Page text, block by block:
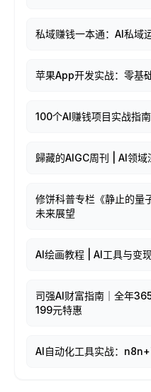
私域赚钱一本通：AI私域
苹果App开发实战：零基
100个AI赚钱项目实战指
歸藏的AIGC周刊 | AI领
修饼科普专栏《静止的量
未来展望
AI绘画教程 | AI工具与变
司强AI财富指南｜全年
199元特惠
AI自动化工具实战：